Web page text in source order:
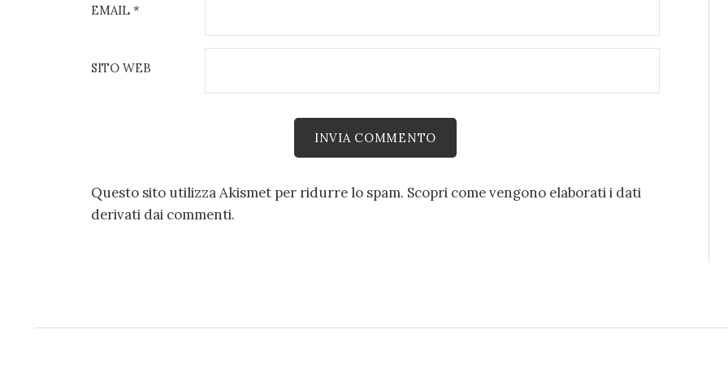
EMAIL *
SITO WEB
Questo sito utilizza Akismet per ridurre lo spam. Scopri come vengono elaborati i dati
derivati dai commenti.